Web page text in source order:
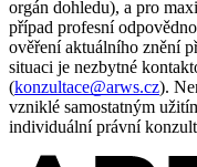
orgán dohledu), a pro
případ profesní
ověření aktuálního znění
situaci je nezbytné
(konzultace@arws.cz).
vzniklé samostatným
individuální právní